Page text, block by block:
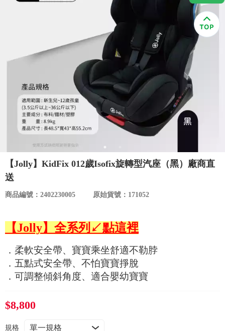
醫材用品
美容／個人清潔
食品／健康食補
名人嚴選
優惠活動
關於我們
合作提案
購物流程
會員專區
常見問題
紅利點數查詢
優惠券領取
優惠券查詢
【Jolly】KidFix 012歲Isofix旋轉型汽座（黑）廠商直
送
商品編號：2402230005 原始貨號：171052
【Jolly】全系列↙點這裡
．柔軟安全帶、寶寶乘坐舒適不勒脖
．五點式安全帶、不怕寶寶掙脫
．可調整傾斜角度、適合嬰幼寶寶
$8,800
規格